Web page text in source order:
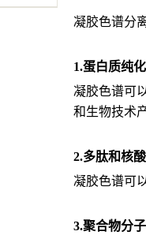
凝胶色谱分
1.蛋白质纯化
凝胶色谱可
和生物技术
2.多肽和核
凝胶色谱可
3.聚合物分子